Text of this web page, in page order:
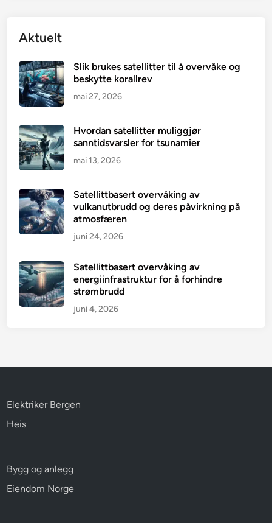
Aktuelt
Slik brukes satellitter til å overvåke og
beskytte korallrev
mai 27, 2026
Hvordan satellitter muliggjør
sanntidsvarsler for tsunamier
mai 13, 2026
Satellittbasert overvåking av
vulkanutbrudd og deres påvirkning på
atmosfæren
juni 24, 2026
Satellittbasert overvåking av
energiinfrastruktur for å forhindre
strømbrudd
juni 4, 2026
Elektriker Bergen
Heis
Bygg og anlegg
Eiendom Norge